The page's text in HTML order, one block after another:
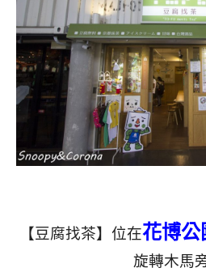
【豆腐找茶】位在花博公
旋轉木馬